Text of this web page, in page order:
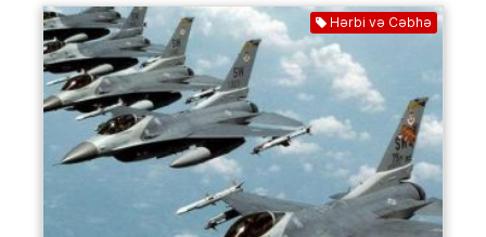
Hərbi və Cəbhə